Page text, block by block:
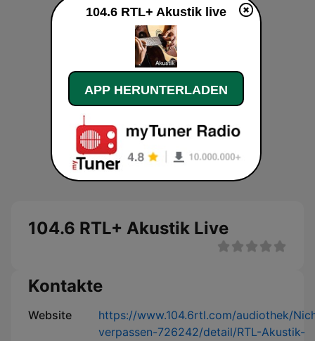
104.6 RTL+ Akustik Live
Kontakte
Website
https://www.104.6rtl.com/audiothek/
verpassen-726242/detail/RTL-Akustik-
104.6 RTL+ Akustik live
APP HERUNTERLADEN